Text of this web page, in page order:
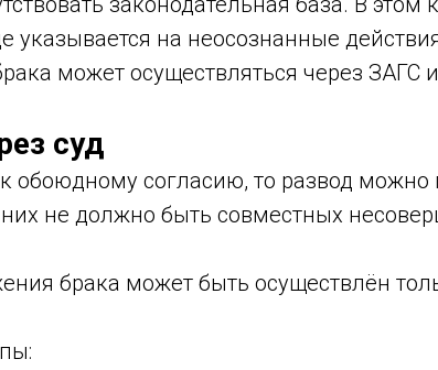
указывается на неосознанные
может осуществляться через ЗАГС
суд
обоюдному согласию, то развод можно
не должно быть совместных
брака может быть осуществлён